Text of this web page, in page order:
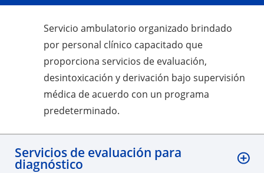
Servicio ambulatorio organizado brindado
por personal clínico capacitado que
proporciona servicios de evaluación,
desintoxicación y derivación bajo supervisión
médica de acuerdo con un programa
predeterminado.
Servicios de evaluación para
diagnóstico